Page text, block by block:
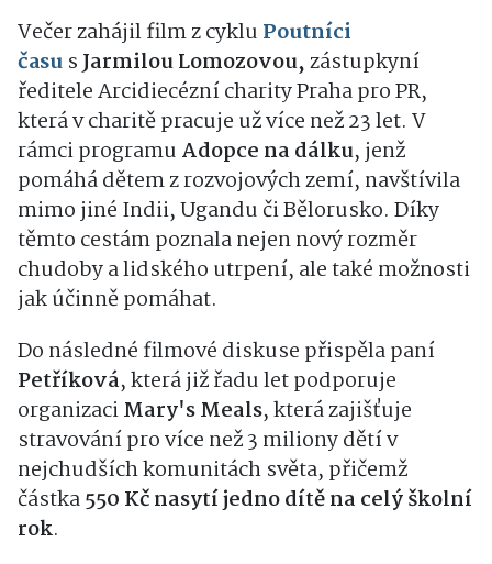
Večer zahájil film z cyklu Poutníci
času sJarmilou Lomozovou,zástupkyní
ředitele Arcidiecézní charity Praha pro PR,
která v charitě pracuje už více než 23 let. V
rámci programu Adopce na dálku, jenž
pomáhá dětem z rozvojových zemí, navštívila
mimo jiné Indii, Ugandu či Bělorusko. Díky
těmto cestám poznala nejen nový rozměr
chudoby a lidského utrpení, ale také možnosti
jak účinně pomáhat.
Do následné filmové diskuse přispěla paní
Petříková, která již řadu let podporuje
organizaciMary's Meals, která zajišťuje
stravování pro více než 3 miliony dětí v
nejchudších komunitách světa, přičemž
částka550 Kč nasytí jedno dítě na celý školní
rok.